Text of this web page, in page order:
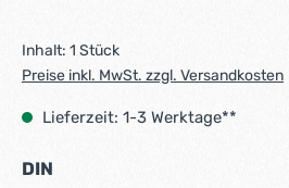
Inhalt: 1 Stück
Preise inkl. MwSt. zzgl. Versandkosten
Lieferzeit: 1-3 Werktage**
DIN